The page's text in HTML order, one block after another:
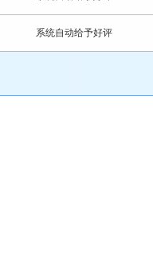
系统自动给予好评